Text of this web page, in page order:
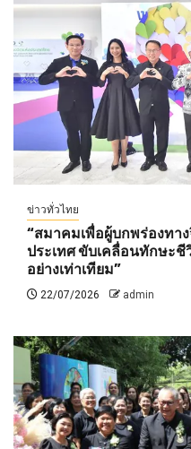
ข่าวทั่วไทย
“สมาคมเพื่อผู้บกพร่องทา
ประเทศ ขับเคลื่อนทักษะชี
อย่างเท่าเทียม”
22/07/2026 admin